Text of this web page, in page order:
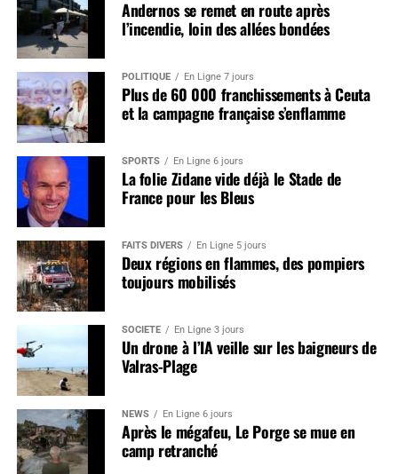
Andernos se remet en route après
l’incendie, loin des allées bondées
POLITIQUE En Ligne 7 jours
Plus de 60 000 franchissements à Ceuta
et la campagne française s’enflamme
SPORTS En Ligne 6 jours
La folie Zidane vide déjà le Stade de
France pour les Bleus
FAITS DIVERS En Ligne 5 jours
Deux régions en flammes, des pompiers
toujours mobilisés
SOCIÉTÉ En Ligne 3 jours
Un drone à l’IA veille sur les baigneurs de
Valras-Plage
NEWS En Ligne 6 jours
Après le mégafeu, Le Porge se mue en
camp retranché